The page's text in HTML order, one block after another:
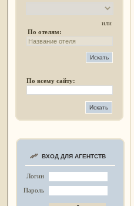
или
По отелям:
По всему сайту:
ВХОД ДЛЯ АГЕНТСТВ
Логин
Пароль